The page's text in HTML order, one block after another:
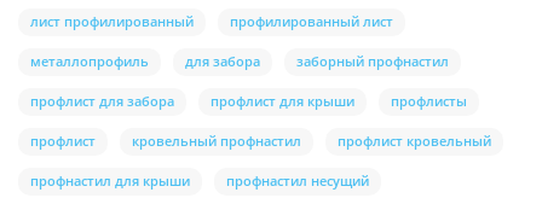
лист профилированный профилированный лист
металлопрофиль для забора заборный профнастил
профлист для забора профлист для крыши профлисты
профлист кровельный профнастил профлист кровельный
профнастил для крыши профнастил несущий